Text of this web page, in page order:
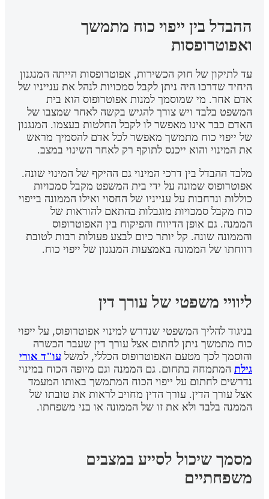
ההבדל בין ייפוי כוח מתמשך
ואפוטרופסות
עד לתיקון של חוק הכשירות, אפוטרופסות הייתה המנגנון
היחיד שדרכו היה ניתן לקבל סמכויות לנהל את ענייניו של
אדם אחר. מי שמוסמך למנות אפוטרופוס הוא בית
המשפט בלבד ויש צורך להגיש בקשה לאחר שמצבו של
האדם כבר אינו מאפשר לו לקבל החלטות בעצמו. המנגנון
של ייפוי כוח מתמשך מאפשר לכל אדם להסמיך מראש
את המינוי והוא ייכנס לתוקף רק לאחר השינוי במצב.
מלבד ההבדל בין דרכי המינוי גם ההיקף של המינוי שונה.
אפוטרופוס שמונה על ידי בית המשפט מקבל סמכויות
כוללות ונרחבות על ענייניו של החסוי ואילו הממונה בייפוי
כוח מקבל סמכויות מוגבלות בהתאם להוראות של
הממנה. גם אופן הדיווח והפיקוח בין האפוטרופוס
והממונה שונה. קל יותר כיום לבצע פעולות רבות לטובת
רווחתו של הממונה באמצעות המנגנון של ייפוי כוח.
ליוויי משפטי של עורך דין
בניגוד להליך המשפטי שנדרש למינוי אפוטרופוס, על ייפוי
כוח מתמשך ניתן לחתום אצל עורך דין שעבר הכשרה
והוסמך לכך מטעם האפוטרופוס הכללי, למשל עו"ד אורי
גילת המתמחה בתחום. גם הממנה וגם מיופה הכוח במינוי
נדרשים לחתום על ייפוי הכוח המתמשך באותו המעמד
אצל עורך הדין. עורך הדין מחויב לראות את טובתו של
הממנה בלבד ולא את זו של הממונה או בני משפחתו.
מסמך שיכול לסייע במצבים
משפחתיים